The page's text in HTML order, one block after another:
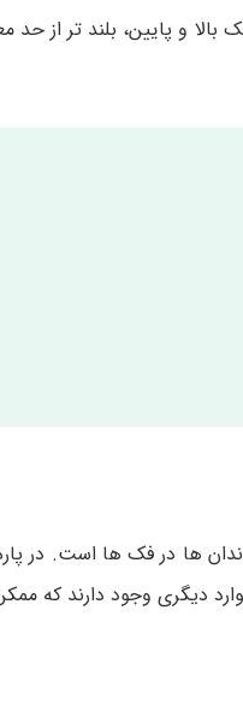
و پایین، بلند تر از
ها در فک ها است. در
دیگری وجود دارند که